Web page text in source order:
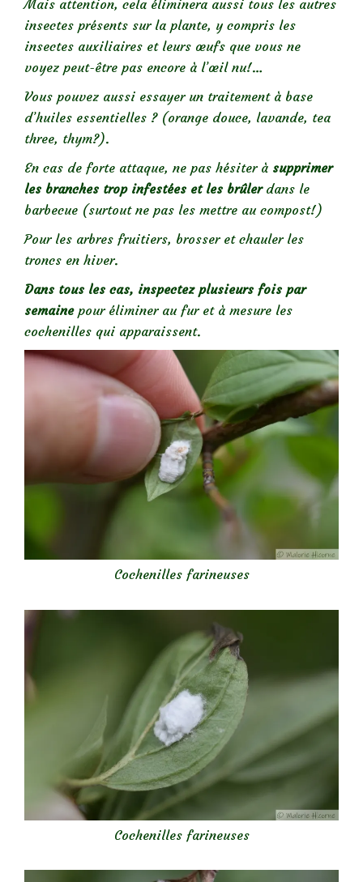
Mais attention, cela éliminera aussi tous les autres
insectes présents sur la plante, y compris les
insectes auxiliaires et leurs œufs que vous ne
voyez peut-être pas encore à l’œil nu!…
Vous pouvez aussi essayer un traitement à base
d’huiles essentielles ? (orange douce, lavande, tea
three, thym?).
En cas de forte attaque, ne pas hésiter à supprimer
les branches trop infestées et les brûler dans le
barbecue (surtout ne pas les mettre au compost!)
Pour les arbres fruitiers, brosser et chauler les
troncs en hiver.
Dans tous les cas, inspectez plusieurs fois par
semainepour éliminer au fur et à mesure les
cochenilles qui apparaissent.
Cochenilles farineuses
Cochenilles farineuses